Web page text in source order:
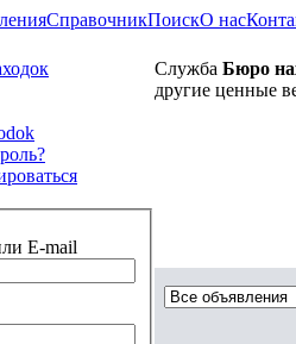
СправочникПоискО нас
Служба Бюро
другие ценные
E-mail